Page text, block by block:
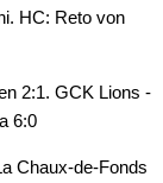
HC: Reto von
2:1. GCK Lions -
6:0
Chaux-de-Fonds